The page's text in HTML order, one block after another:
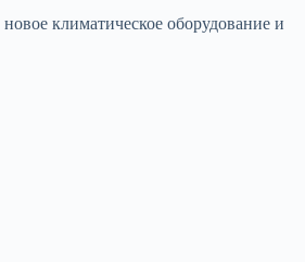
климатическое оборудование и